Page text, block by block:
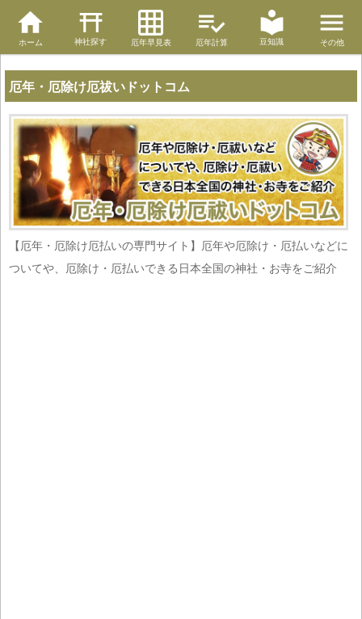
ホーム 神社探す 厄年早見表 厄年計算 豆知識 その他
厄年・厄除け厄祓いドットコム
【厄年・厄除け厄払いの専門サイト】厄年や厄除け・厄払いなどに
ついてや、厄除け・厄払いできる日本全国の神社・お寺をご紹介